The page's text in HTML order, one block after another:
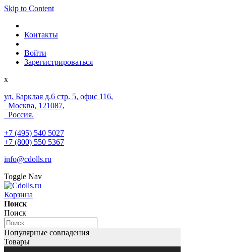
Skip to Content
Контакты
Войти
Зарегистрироваться
x
ул. Барклая д.6 стр. 5, офис 116,
Москва, 121087,
Россия.
+7 (495) 540 5027
+7 (800) 550 5367
info@cdolls.ru
Toggle Nav
Корзина
Поиск
Поиск
Популярные совпадения
Товары